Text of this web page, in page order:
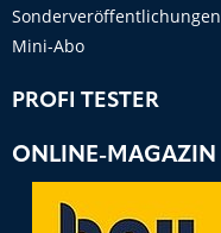
Sonderveröffentlichungen
Mini-Abo
PROFI TESTER
ONLINE-MAGAZIN